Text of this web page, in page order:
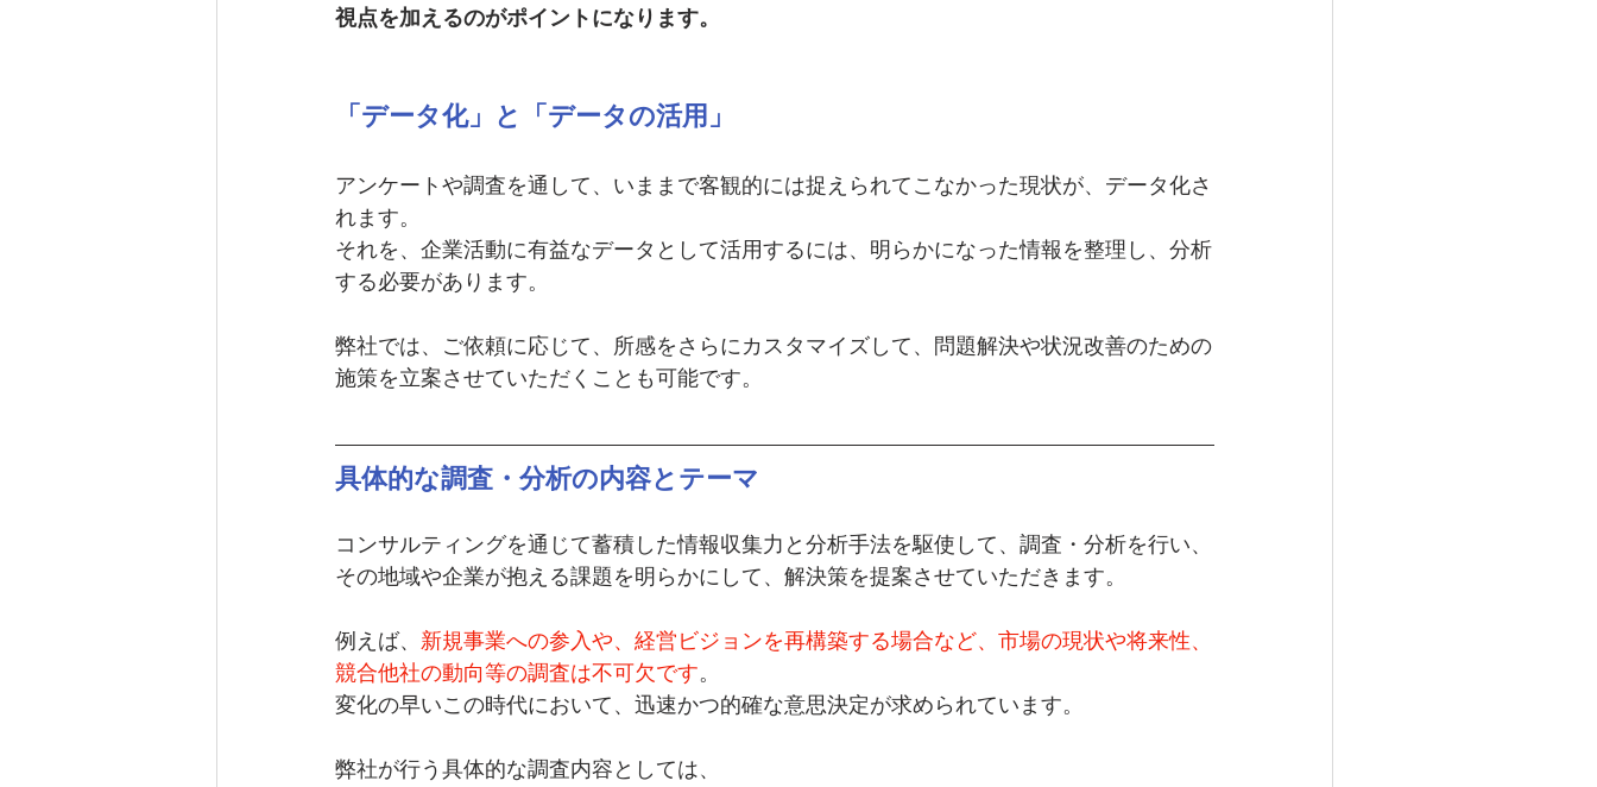
視点を加えるのがポイントになります。
「データ化」と「データの活用」
アンケートや調査を通して、いままで客観的には捉えられてこなかった現状が、データ化さ
れます。
それを、企業活動に有益なデータとして活用するには、明らかになった情報を整理し、分析
する必要があります。
弊社では、ご依頼に応じて、所感をさらにカスタマイズして、問題解決や状況改善のための
施策を立案させていただくことも可能です。
具体的な調査・分析の内容とテーマ
コンサルティングを通じて蓄積した情報収集力と分析手法を駆使して、調査・分析を行い、
その地域や企業が抱える課題を明らかにして、解決策を提案させていただきます。
例えば、 新規事業への参入や、経営ビジョンを再構築する場合など、市場の現状や将来性、
競合他社の動向等の調査は不可欠です。
変化の早いこの時代において、迅速かつ的確な意思決定が求められています。
弊社が行う具体的な調査内容としては、